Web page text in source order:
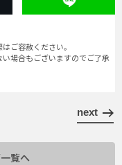
ご容赦ください。
場合もございますのでご了承
next
覧へ